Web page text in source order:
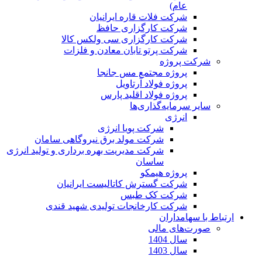
عام)
شرکت فلات قاره ایرانیان
شرکت کارگزاری حافظ
شرکت کارگزاری سی ولکس کالا
شرکت پرتو تابان معادن و فلزات
شرکت پروژه
پروژه مجتمع مس جانجا
پروژه فولاد آرتاویل
پروژه فولاد اقلید پارس
سایر سرمایه‌گذاری‌ها
انرژی
شرکت پویا انرژی
شرکت مولد برق نیروگاهی سامان
شرکت مدیریت بهره برداری و تولید انرژی
ساسان
پروژه هیمکو
شرکت گسترش کاتالیست ایرانیان
شرکت کک طبس
شرکت کارخانجات تولیدی شهید قندی
ارتباط با سهامداران
صورت‌های مالی
سال 1404
سال 1403